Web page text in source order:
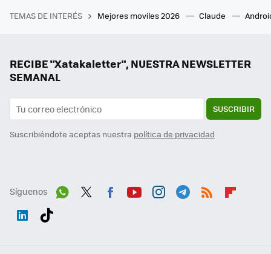
TEMAS DE INTERÉS Mejores moviles 2026 Claude
RECIBE "Xatakaletter", NUESTRA NEWSLETTER
SEMANAL
SUSCRIBIR
Suscribiéndote aceptas nuestra política de privacidad
Síguenos